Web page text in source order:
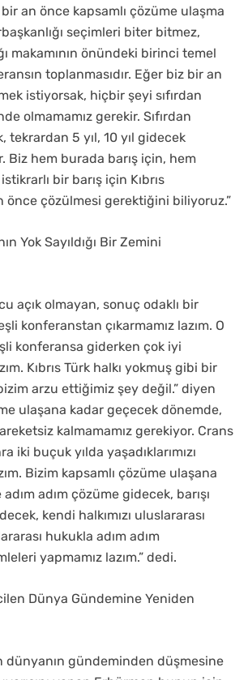
an önce kapsamlı çözüme ulaşma
seçimleri biter bitmez,
makamının önündeki birinci temel
toplanmasıdır. Eğer biz bir an
istiyorsak, hiçbir şeyi sıfırdan
olmamamız gerekir. Sıfırdan
tekrardan 5 yıl, 10 yıl gidecek
Biz hem burada barış için, hem
bir barış için Kıbrıs
önce çözülmesi gerektiğini biliyoruz.”
Yok Sayıldığı Bir Zemini
açık olmayan, sonuç odaklı bir
konferanstan çıkarmamız lazım. O
konferansa giderken çok iyi
Kıbrıs Türk halkı yokmuş gibi bir
arzu ettiğimiz şey değil.” diyen
ulaşana kadar geçecek dönemde,
kalmamamız gerekiyor. Crans
iki buçuk yılda yaşadıklarımızı
Bizim kapsamlı çözüme ulaşana
adım çözüme gidecek, barışı
kendi halkımızı uluslararası
hukukla adım adım
yapmamız lazım.” dedi.
Dünya Gündemine Yeniden
dünyanın gündeminden düşmesine